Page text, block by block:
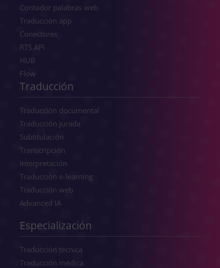
Contador palabras web
Traducción app
Conectores
RTS API
HUB
Flow
Traducción
Traducción documental
Traducción jurada
Subtitulación
Transcripción
Interpretación
Traducción e-learning
Traducción web
Advanced IA
Especialización
Traducción técnica
Traducción médica